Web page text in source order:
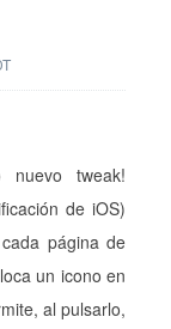
nuevo tweak!
de iOS)
página de
un icono en
al pulsarlo,